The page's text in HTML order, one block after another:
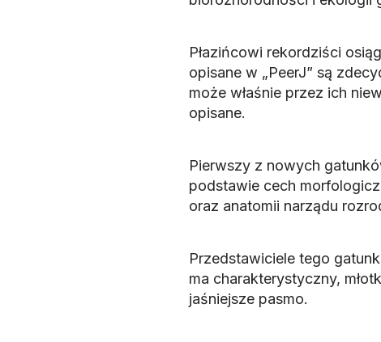
Płazińcowi rekordziści
opisane w „PeerJ” są
może właśnie przez ich
opisane.
Pierwszy z nowych
podstawie cech
oraz anatomii narządu
Przedstawiciele tego
ma charakterystyczny,
jaśniejsze pasmo.